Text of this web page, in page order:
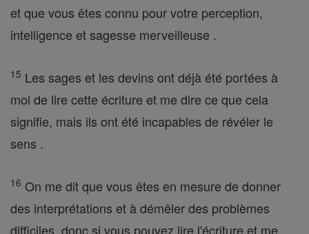
et que vous êtes connu pour votre perception,
intelligence et sagesse merveilleuse .
15 Les sages et les devins ont déjà été portées à
moi de lire cette écriture et me dire ce que cela
signifie, mais ils ont été incapables de révéler le
sens .
16 On me dit que vous êtes en mesure de donner
des interprétations et à démêler des problèmes
difficiles, donc si vous pouvez lire l'écriture et me